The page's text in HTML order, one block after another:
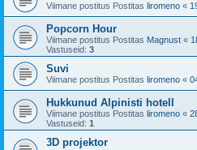
Viimane postitus Postitas liromeno «
Popcorn Hour
Viimane postitus Postitas Magnust «
Vastuseid: 3
Suvi
Viimane postitus Postitas liromeno «
Hukkunud Alpinisti hotell
Viimane postitus Postitas liromeno «
Vastuseid: 1
3D projektor